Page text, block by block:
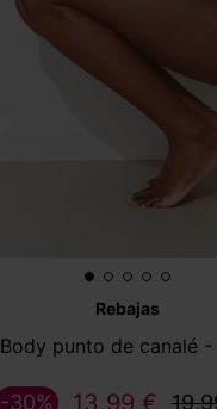
Rebajas
Body punto de canalé -
13,99 €
-30%